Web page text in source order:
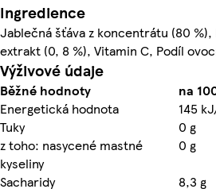
Ingredience
Jablečná šťáva z koncentrátu (80 %),
extrakt (0, 8 %), Vitamin C, Podíl
Výživové údaje
Běžné hodnoty
na
Energetická hodnota
145
Tuky
0 g
z toho: nasycené mastné
kyseliny
0 g
Sacharidy
8,3 g